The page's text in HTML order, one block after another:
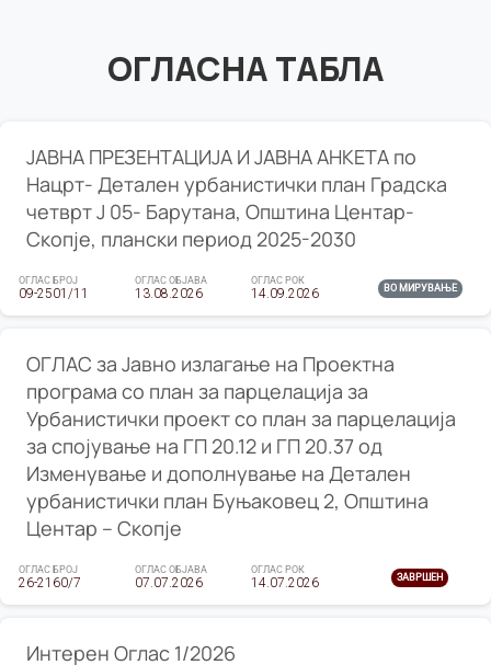
ОГЛАСНА ТАБЛА
ЈАВНА ПРЕЗЕНТАЦИЈА И ЈАВНА АНКЕТА по
Нацрт- Детален урбанистички план Градска
четврт Ј 05- Барутана, Општина Центар-
Скопје, плански период 2025-2030
ОГЛАС БРОЈ
09-2501/11
ОГЛАС ОБЈАВА
13.08.2026
ОГЛАС РОК
14.09.2026 ВО МИРУВАЊЕ
ОГЛАС за Јавно излагање на Проектна
програма со план за парцелација за
Урбанистички проект со план за парцелација
за спојување на ГП 20.12 и ГП 20.37 од
Изменување и дополнување на Детален
урбанистички план Буњаковец 2, Општина
Центар – Скопје
ОГЛАС БРОЈ
26-2160/7
ОГЛАС ОБЈАВА
07.07.2026
ОГЛАС РОК
14.07.2026 ЗАВРШЕН
Интерен Оглас 1/2026